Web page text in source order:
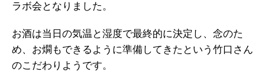
ラボ会となりました。
お酒は当日の気温と湿度で最終的に決定し、念のた
め、お燗もできるように準備してきたという竹口さん
のこだわりようです。